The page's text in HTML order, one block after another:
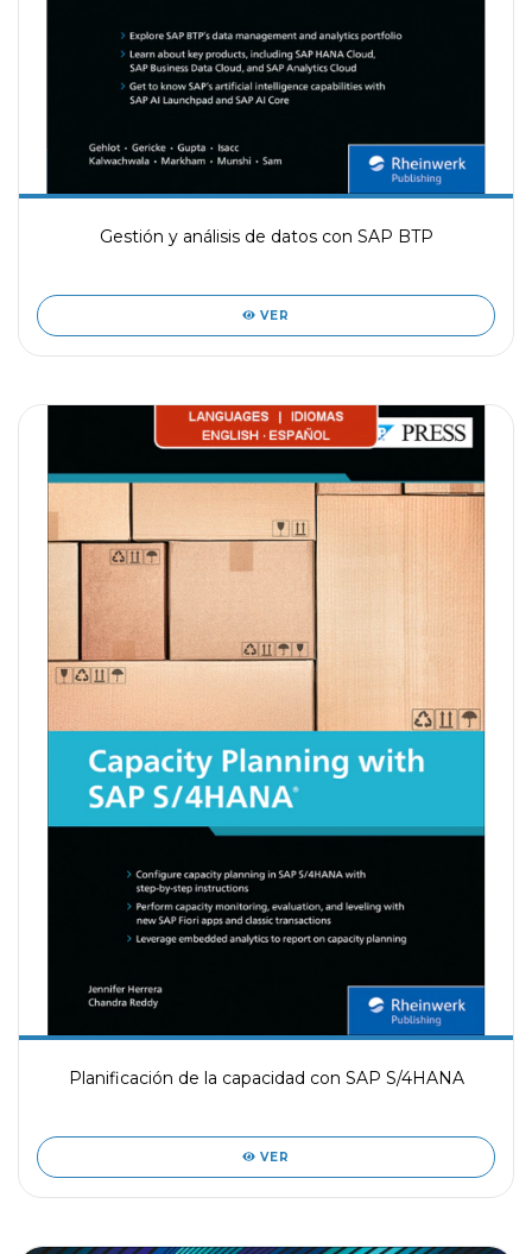
Gestión y análisis de datos con SAP BTP
VER
Planificación de la capacidad con SAP S/4HANA
VER